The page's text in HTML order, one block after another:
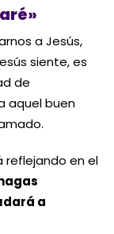
a Jesús,
siente, es
de
aquel buen
reflejando en el
a